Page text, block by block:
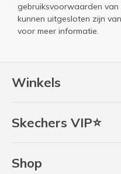
Winkels
Skechers VIP⭐
Shop
gebruiksvoorwaarden van
kunnen uitgesloten zijn
voor meer informatie.